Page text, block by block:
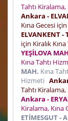
Tahtı Kiralama,
Ankara -
Kına Gecesi
ELVANKENT -
için Kiralık
YEŞİLOVA
Kına Tahtı
MAH. Kına
Hizmeti
Tahtı Kiralama,
Ankara -
Kiralama, Kına
ETİMESGUT -